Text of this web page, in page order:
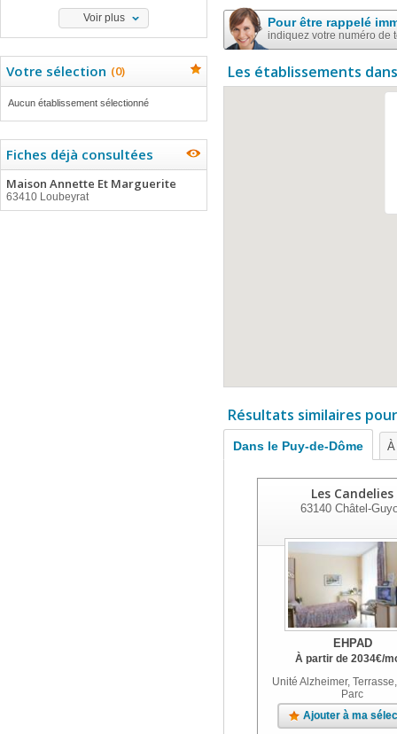
Voir plus
Votre sélection (0)
Aucun établissement sélectionné
Fiches déjà consultées
Maison Annette Et Marguerite
63410 Loubeyrat
Pour être rappelé
indiquez votre numéro de
Les établissements
Résultats similaires
Dans le Puy-de-Dôme
Les Candelies
63140Châtel-
EHPAD
À partir de 2034€/
Unité Alzheimer,
Parc
Ajouter à ma